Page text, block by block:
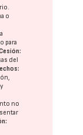
o
para
del
no